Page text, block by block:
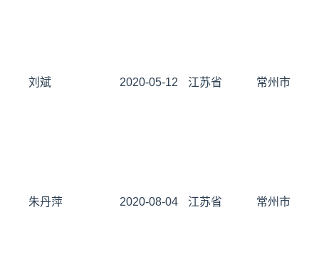
刘斌 2020-05-12 江苏省 常州市
朱丹萍 2020-08-04 江苏省 常州市